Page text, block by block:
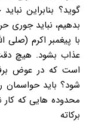
گوید؟ بنابراین
بدهیم، نباید جوری
با پیغمبر اکرم (صلی
عذاب بشود. هیچ
است که در عوض برف
شود؟ باید حواسمان
محدوده هایی که کار
برکاته